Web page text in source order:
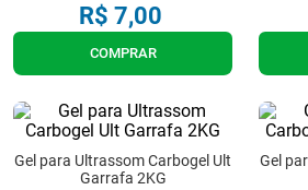
R$ 7,00
COMPRAR
Gel para Ultrassom Carbogel Ult
Garrafa 2KG
Gel
andador
imobilizador joelho
7º
cadeira rodas agile
8º
tipoia
cadeira higienica